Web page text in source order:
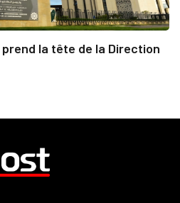
prend la tête de la Direction